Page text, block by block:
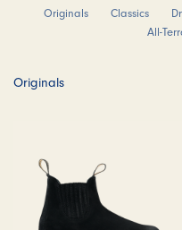
Originals Classics
All-
Originals